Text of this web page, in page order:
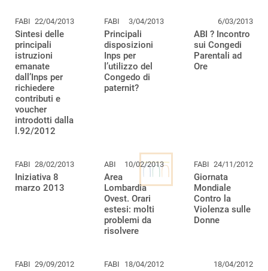
FABI 22/04/2013
Sintesi delle
principali
istruzioni
emanate
dall’Inps per
richiedere
contributi e
voucher
introdotti dalla
l.92/2012
FABI 3/04/2013
Principali
disposizioni
Inps per
l’utilizzo del
Congedo di
paternit?
6/03/2013
ABI ? Incontro
sui Congedi
Parentali ad
Ore
FABI 28/02/2013
Iniziativa 8
marzo 2013
ABI 10/02/2013
Area
Lombardia
Ovest. Orari
estesi: molti
problemi da
risolvere
FABI 24/11/2012
Giornata
Mondiale
Contro la
Violenza sulle
Donne
FABI 29/09/2012 FABI 18/04/2012 18/04/2012